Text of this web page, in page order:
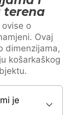
terena
o
Ovaj
dimenzijama,
košarkaškog
je